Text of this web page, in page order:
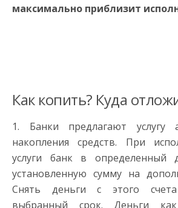
максимально приблизит
Как копить? Куда
1. Банки предлагают услугу
накопления средств. При
услуги банк в определенный
установленную сумму на
Снять деньги с этого
выбранный срок. Деньги